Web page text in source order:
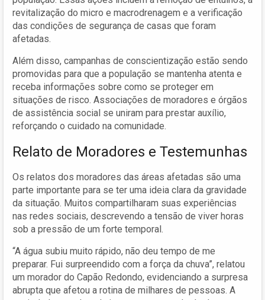
revitalização do micro e macrodrenagem e a verificação
das condições de segurança de casas que foram
afetadas.
Além disso, campanhas de conscientização estão sendo
promovidas para que a população se mantenha atenta e
receba informações sobre como se proteger em
situações de risco. Associações de moradores e órgãos
de assistência social se uniram para prestar auxílio,
reforçando o cuidado na comunidade.
Relato de Moradores e Testemunhas
Os relatos dos moradores das áreas afetadas são uma
parte importante para se ter uma ideia clara da gravidade
da situação. Muitos compartilharam suas experiências
nas redes sociais, descrevendo a tensão de viver horas
sob a pressão de um forte temporal.
“A água subiu muito rápido, não deu tempo de me
preparar. Fui surpreendido com a força da chuva”, relatou
um morador do Capão Redondo, evidenciando a surpresa
abrupta que afetou a rotina de milhares de pessoas. A